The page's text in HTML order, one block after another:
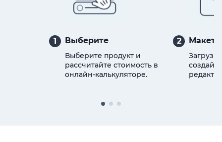
1 Выберите
Выберите продукт и
рассчитайте стоимость в
онлайн-калькуляторе.
2 Макет